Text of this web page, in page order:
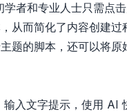
者和专业人士只需点
从而简化了内容创建过
题的脚本，还可以将原
输入文字提示，使用 AI